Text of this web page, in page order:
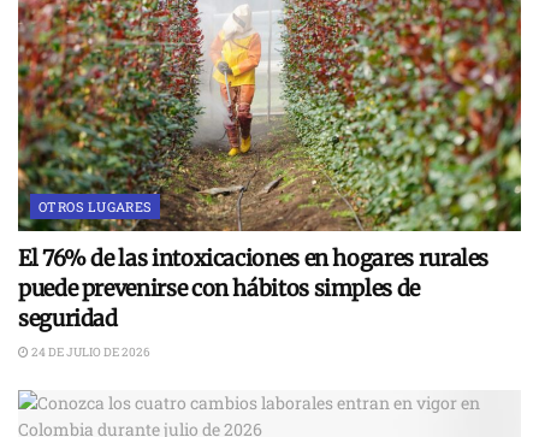
OTROS LUGARES
El 76% de las intoxicaciones en hogares rurales
puede prevenirse con hábitos simples de
seguridad
24 DE JULIO DE 2026